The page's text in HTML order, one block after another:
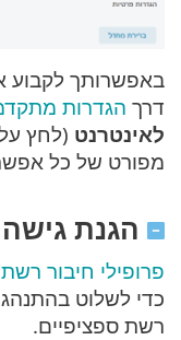
באפשרותך לקבוע
דרך הגדרות
לאינטרנט (לחץ
מפורט של כל
הגנת
פרופילי חיבור רשת
כדי לשלוט
רשת ספציפיים.